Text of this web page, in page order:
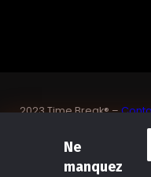
Ne
manquez
2023 Time Break® –
Sponsoriser un joueur
SASU Dedix
Bandol – Var